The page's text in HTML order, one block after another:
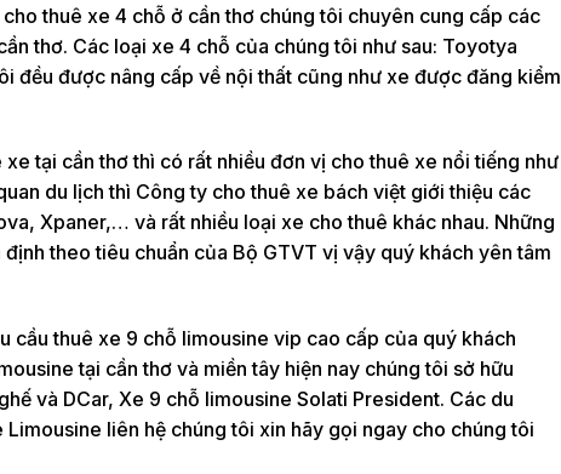
thuê xe 4 chỗ ở cần thơ chúng tôi chuyên cung cấp các
thơ. Các loại xe 4 chỗ của chúng tôi như sau: Toyotya
được nâng cấp về nội thất cũng như xe được đăng kiểm
tại cần thơ thì có rất nhiều đơn vị cho thuê xe nổi tiếng như
du lịch thì Công ty cho thuê xe bách việt giới thiệu các
Xpaner,… và rất nhiều loại xe cho thuê khác nhau. Những
theo tiêu chuẩn của Bộ GTVT vị vậy quý khách yên tâm
cầu thuê xe 9 chỗ limousine vip cao cấp của quý khách
tại cần thơ và miền tây hiện nay chúng tôi sở hữu
và DCar, Xe 9 chỗ limousine Solati President. Các du
liên hệ chúng tôi xin hãy gọi ngay cho chúng tôi